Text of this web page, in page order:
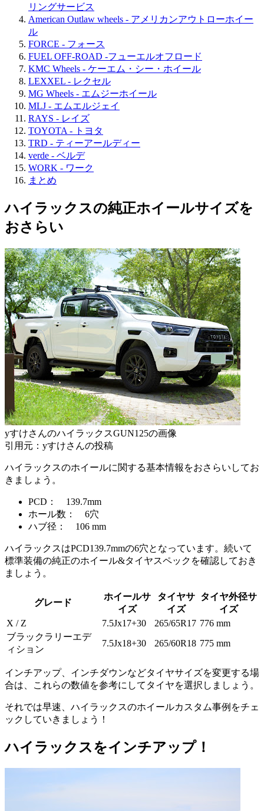
リングサービス
American Outlaw wheels - アメリカンアウトローホイー
ル
FORCE - フォース
FUEL OFF-ROAD -フューエルオフロード
KMC Wheels - ケーエム・シー・ホイール
LEXXEL - レクセル
MG Wheels - エムジーホイール
MLJ - エムエルジェイ
RAYS - レイズ
TOYOTA - トヨタ
TRD - ティーアールディー
verde - ベルデ
WORK - ワーク
まとめ
ハイラックスの純正ホイールサイズを
おさらい
yすけさんのハイラックスGUN125の画像
引用元：yすけさんの投稿
ハイラックスのホイールに関する基本情報をおさらいしてお
きましょう。
PCD： 139.7mm
ホール数： 6穴
ハブ径： 106 mm
ハイラックスはPCD139.7mmの6穴となっています。続いて
標準装備の純正のホイール&タイヤスペックを確認しておき
ましょう。
グレード
ホイールサ
イズ
タイヤサ
イズ
タイヤ外径サ
イズ
X / Z
7.5Jx17+30 265/65R17 776 mm
ブラックラリーエデ
ィション
7.5Jx18+30 265/60R18 775 mm
インチアップ、インチダウンなどタイヤサイズを変更する場
合は、これらの数値を参考にしてタイヤを選択しましょう。
それでは早速、ハイラックスのホイールカスタム事例をチェ
ックしていきましょう！
ハイラックスをインチアップ！